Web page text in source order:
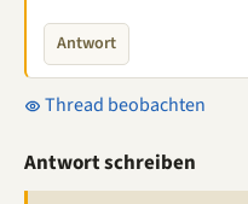
Antwort
Thread beobachten
Antwort schreiben